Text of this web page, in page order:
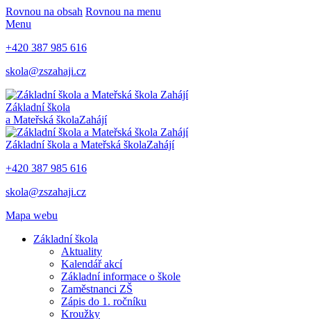
Rovnou na obsah Rovnou na menu
Menu
+420 387 985 616
skola@zszahaji.cz
Základní škola
a Mateřská školaZahájí
Základní škola a Mateřská školaZahájí
+420 387 985 616
skola@zszahaji.cz
Mapa webu
Základní škola
Aktuality
Kalendář akcí
Základní informace o škole
Zaměstnanci ZŠ
Zápis do 1. ročníku
Kroužky